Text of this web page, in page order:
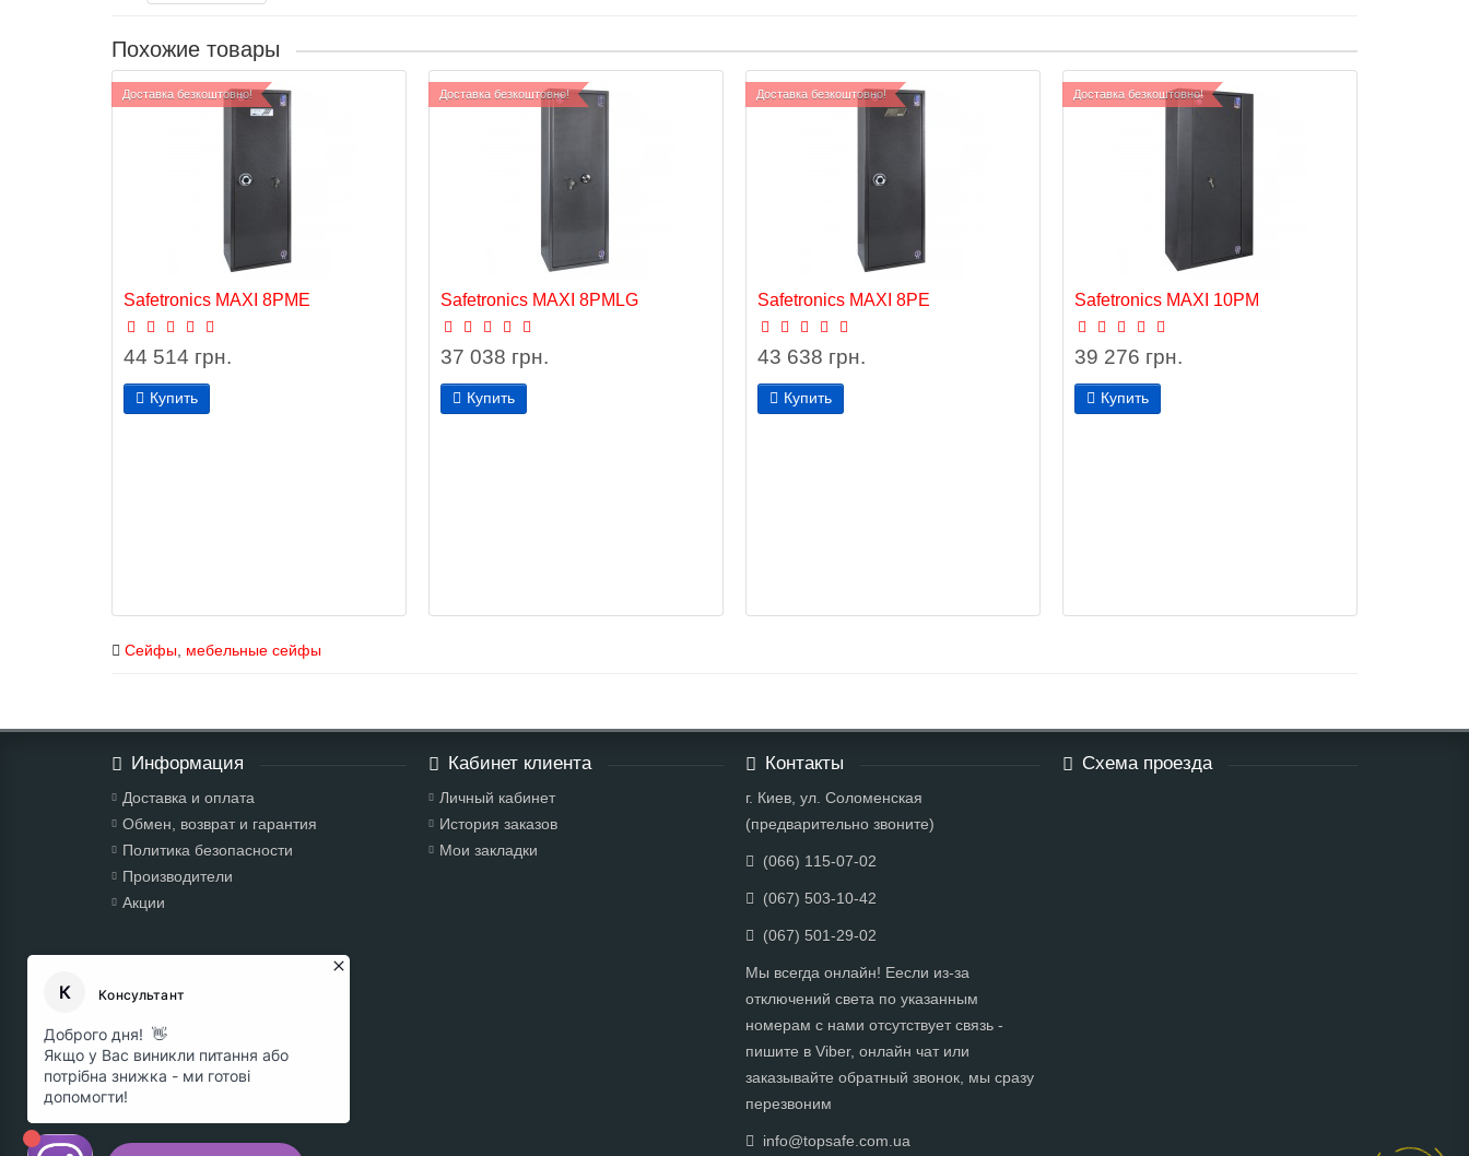
Похожие товары
Доставка безкоштовно!
Safetronics MAXI 8РМЕ
44 514 грн.
Купить
Доставка безкоштовно!
Safetronics MAXI 8РМLG
37 038 грн.
Купить
Доставка безкоштовно!
Safetronics MAXI 8РЕ
43 638 грн.
Купить
Доставка безкоштовно!
Safetronics MAXI 10PM
39 276 грн.
Купить
Сейфы мебельные сейфы
Информация
Доставка и оплата
Обмен, возврат и гарантия
Политика безопасности
Производители
Акции
Кабинет клиента
Личный кабинет
История заказов
Мои закладки
Контакты
г. Киев, ул. Соломенская
(предварительно звоните)
(066) 115-07-02
(067) 503-10-42
(067) 501-29-02
Мы всегда онлайн! Еесли из-за
отключений света по указанным
номерам с нами отсутствует связь -
пишите в Viber, онлайн чат или
заказывайте обратный звонок, мы сразу
перезвоним
info@topsafe.com.ua
Схема проезда